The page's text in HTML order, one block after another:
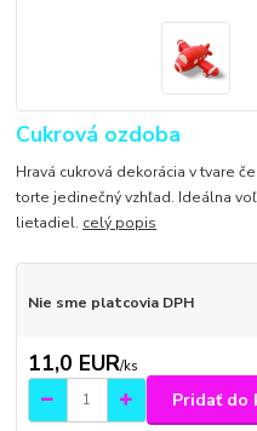
Cukrová ozdoba
Hravá cukrová dekorácia v tvare
torte jedinečný vzhľad. Ideálna
lietadiel. celý popis
Nie sme platcovia DPH
11,0 EUR/ks
Pridať do